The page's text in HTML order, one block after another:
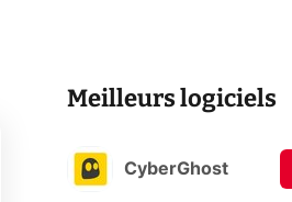
Meilleurs logiciels
CyberGhost